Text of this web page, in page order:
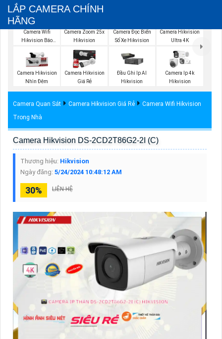
LẮP CAMERA CHÍNH
HÃNG
Camera Wifi
Hikvision Báo
Camera Zoom 25x
Hikvision
Camera Đọc Biển
Số Xe Hikvision
Camera Hikvision
Ultra 4K
Camera Hikvision
Nhìn Đêm
Camera Hikvision
Giá Rẻ
Đầu Ghi Ip AI
Hikvision
Camera Ip 4k
Hikvision
Camera Quan Sát Camera Hikvision Giá Rẻ
Camera Wifi Hikvision
Trong Nhà
Camera Hikvision DS-2CD2T86G2-2I (C)
Thương hiệu: Hikvision
Ngày đăng: 5/24/2024 10:48:12 AM
30% LIÊN HỆ